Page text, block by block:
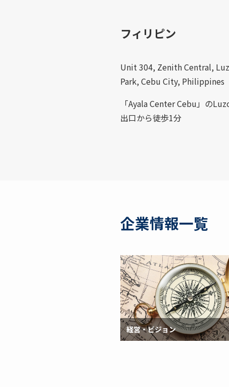
フィリピン
Unit 304, Zenith Central,
Park, Cebu City, Philippines
「Ayala Center Cebu」の
出口から徒歩1分
企業情報一覧
経営・ビジョン